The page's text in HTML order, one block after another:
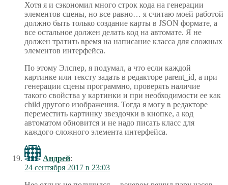
Хотя я и сэкономил много строк кода на генерации
элементов сцены, но все равно… я считаю моей работой
должно быть только создание карты в JSON формате, а
все остальное должен делать код на автомате. Я не
должен тратить время на написание класса для сложных
элементов интерфейса.
По этому Элспер, я подумал, а что если каждой
картинке или тексту задать в редакторе parent_id, а при
генерации сцены программно, проверять наличие
такого свойства у картинки и при необходимости ее как
child другого изображения. Тогда я могу в редакторе
переместить картинку звездочки в кнопке, а код
автоматом обновится и не надо писать класс для
каждого сложного элемента интерфейса.
Андрей:
24 сентября 2017 в 23:03